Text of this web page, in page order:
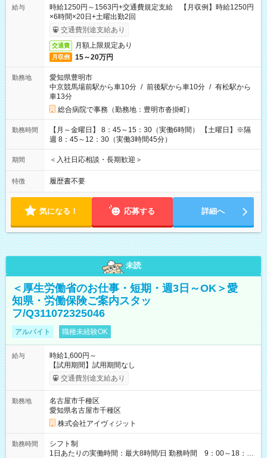
給与
時給1250円～1563円+交通費規定支給 【月収例】時給1250円
×6時間×20日+土曜出勤2回
交通費別途支給あり
交通費 月額上限規定あり
月収例 15～20万円
勤務地
愛知県豊明市
中京競馬場前駅から車10分 / 前後駅から車10分 / 有松駅から
車13分
総合病院で事務（勤務地：豊明市沓掛町）
勤務時間
【月～金曜日】 8：45～15：30（実働6時間） 【土曜日】※隔
週 8：45～12：30（実働3時間45分）
期間 ＜入社日応相談・長期歓迎＞
特徴 履歴書不要
気になる！ 応募する 詳細へ
未読
＜厚生労働省のお仕事・短期・週3日～OK＞愛
知県・労働保険ご案内スタッ
フ/Q311072325046
アルバイト 職種未経験OK
給与
時給1,600円～
【試用期間】試用期間なし
交通費別途支給あり
勤務地
名古屋市千種区
愛知県名古屋市千種区
株式会社アイヴィジット
勤務時間
シフト制
1日あたりの実働時間：最大8時間/日 勤務時間 9：00～18：